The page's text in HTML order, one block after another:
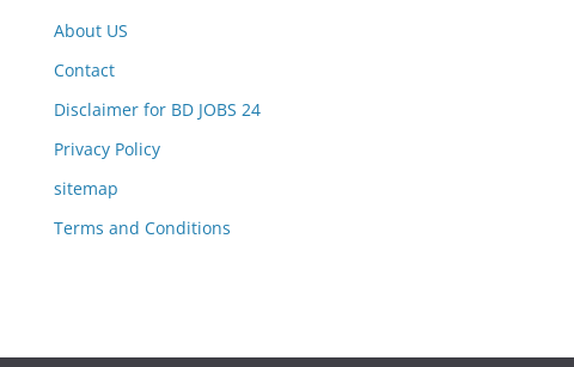
About US
Contact
Disclaimer for BD JOBS 24
Privacy Policy
sitemap
Terms and Conditions